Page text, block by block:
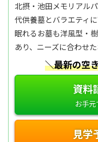
北摂・池田メモリアル
代供養墓とバラエティ
眠れるお墓も洋風型・
あり、ニーズに合わせ
＼最新の空
資料
見学